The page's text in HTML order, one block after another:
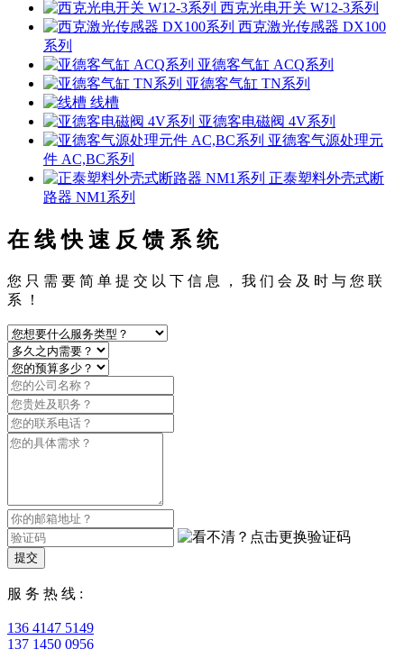
西克光电开关 W12-3系列
西克激光传感器 DX100
系列
亚德客气缸 ACQ系列
亚德客气缸 TN系列
线槽
亚德客电磁阀 4V系列
亚德客气源处理元
件 AC,BC系列
正泰塑料外壳式断
路器 NM1系列
在 线 快 速 反 馈 系 统
您 只 需 要 简 单 提 交 以 下 信 息 ， 我 们 会 及 时 与 您 联
系 ！
提交
服 务 热 线 :
136 4147 5149
137 1450 0956